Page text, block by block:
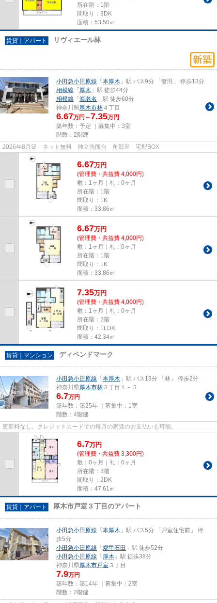
所在階：1階
間取り：3DK
面積：53.50㎡
賃貸｜アパート リヴィエール林
小田急小田原線 「本厚木 」駅 バス9分 「妻田」 停歩13分
相模線 「厚木 」駅 徒歩44分
相模線 「海老名 」駅 徒歩60分
神奈川県厚木市林 ４丁目
6.67万円～7.35万円
築年数：予定 ｜募集中： 3室
階数：2階建
2026年8月築 ネット無料 独立洗面台 角部屋 宅配BOX
6.67万円
(管理費・共益費 4,000円)
敷：1ヶ月｜礼：0ヶ月
所在階：1階
間取り：1K
面積：33.86㎡
6.67万円
(管理費・共益費 4,000円)
敷：1ヶ月｜礼：0ヶ月
所在階：1階
間取り：1K
面積：33.86㎡
7.35万円
(管理費・共益費 4,000円)
敷：1ヶ月｜礼：0ヶ月
所在階：2階
間取り：1LDK
面積：42.34㎡
賃貸｜マンション ディペンドマーク
小田急小田原線 「本厚木 」駅 バス13分 「林」 停歩2分
神奈川県厚木市林 ３丁目１－３
6.7万円
築年数：築25年 ｜募集中： 1室
階数：4階建
更新料なし。クレジットカードでの毎月の家賃のお支払いも可能。
6.7万円
(管理費・共益費 3,300円)
敷：0ヶ月｜礼：0ヶ月
所在階：3階
間取り：2DK
面積：47.61㎡
賃貸｜アパート 厚木市戸室３丁目のアパート
小田急小田原線 「本厚木 」駅 バス5分 「戸室住宅前」 停
歩5分
小田急小田原線 「愛甲石田 」駅 徒歩52分
小田急小田原線 「厚木 」駅 徒歩38分
神奈川県厚木市戸室 ３丁目
7.9万円
築年数：築14年 ｜募集中： 2室
階数：2階建